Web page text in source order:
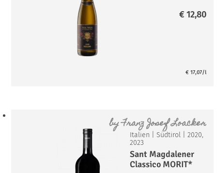
€ 12,80
€ 17,07/l
byFranz Josef Loacker
Italien Südtirol| 2020,
2023
Sant Magdalener
Classico MORIT*